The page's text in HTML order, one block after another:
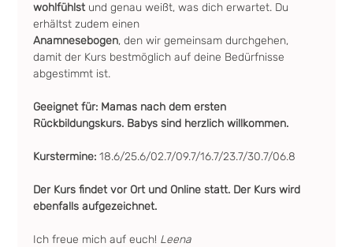
wohlfühlst und genau weißt, was dich erwartet. Du
erhältst zudem einen
Anamnesebogen, den wir gemeinsam durchgehen,
damit der Kurs bestmöglich auf deine Bedürfnisse
abgestimmt ist.
Geeignet für: Mamas nach dem ersten
Rückbildungskurs. Babys sind herzlich willkommen.
Kurstermine: 18.6/25.6/02.7/09.7/16.7/23.7/30.7/06.8
Der Kurs findet vor Ort und Online statt. Der Kurs wird
ebenfalls aufgezeichnet.
Ich freue mich auf euch! Leena